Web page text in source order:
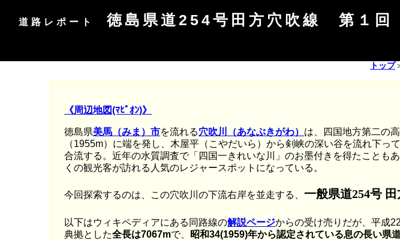
道路レポート 徳島県道254号田方穴吹線 第１回
トップ
《周辺地図(ﾏﾋﾟｵﾝ)》
徳島県美馬（みま）市を流れる穴吹川（あなぶきがわ） は、四国地方第二の
（1955m）に端を発し、木屋平（こやだいら）から剣峡の深い谷を流れ下っ
合流する。近年の水質調査で「四国一きれいな川」のお墨付きを得たことも
くの観光客が訪れる人気のレジャースポットになっている。
今回探索するのは、この穴吹川の下流右岸を並走する、 一般県道254号
以下はウィキペディアにある同路線の解説ページからの受け売りだが、平成
典拠とした全長は7067mで、 昭和34(1959)年から認定されている息の長い県